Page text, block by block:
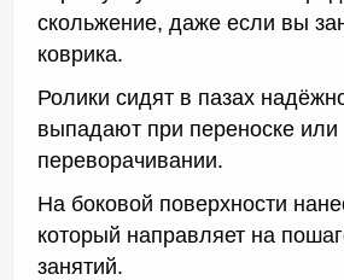
скольжение, даже если вы
коврика.
Ролики сидят в пазах
выпадают при переноске или
переворачивании.
На боковой поверхности
который направляет на
занятий.